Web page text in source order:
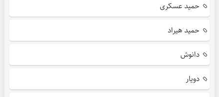
حمید عسکری
حمید هیراد
دانوش
دویار